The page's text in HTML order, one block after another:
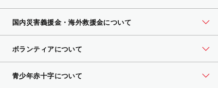
国内災害義援金・海外救援金について
ボランティアについて
青少年赤十字について